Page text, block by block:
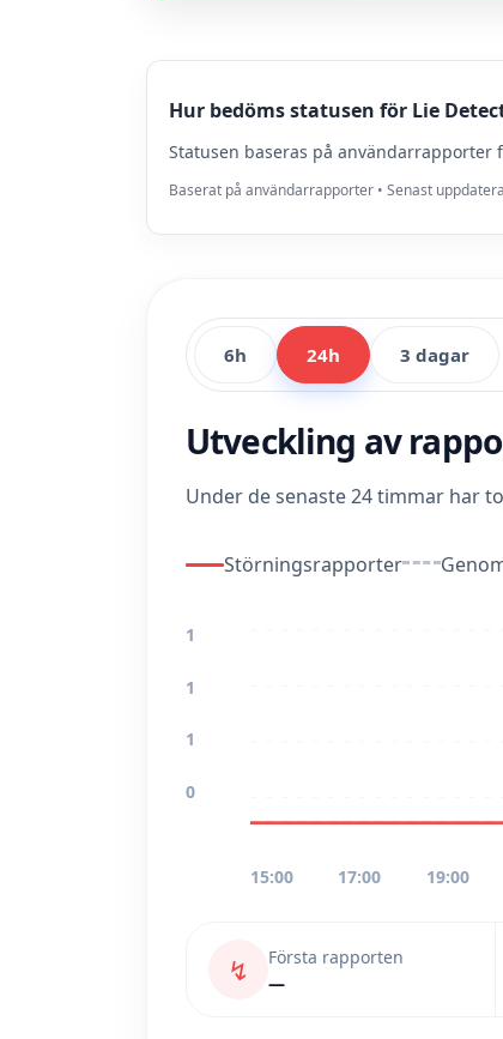
Hur bedöms statusen för Lie
Statusen baseras på
Baserat på användarrapporter • Senast
6h 24h 3 dagar
Utveckling av
Under de senaste 24 timmar har
Störningsrapporter
1
1
1
0
15:00 17:00 19:00
↯
Första rapporten
—